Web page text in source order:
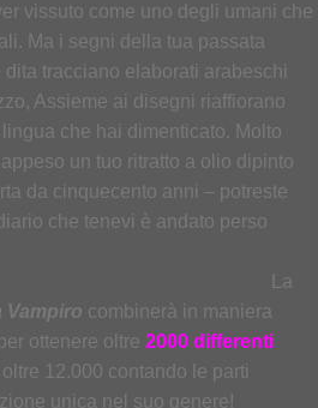
vissuto come uno degli umani che
Ma i segni della tua passata
tracciano elaborati arabeschi
Assieme ai disegni riaffiorano
che hai dimenticato. Molto
un tuo ritratto a olio dipinto
da cinquecento anni – potreste
che tenevi è andato perso
La
Vampiro combinerà in maniera
ottenere oltre 2000 differenti
12.000 contando le parti
unica nel suo genere!